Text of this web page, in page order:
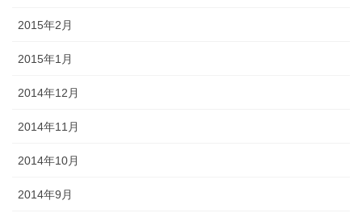
2015年2月
2015年1月
2014年12月
2014年11月
2014年10月
2014年9月